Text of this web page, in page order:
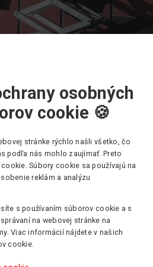
pracovnej
popriprenájmeapredaji
nožnicových pracovných
plošín je bezpodmienečne
radi zaistíme.
plošín ponúkame aj školenia pre
a vysokozdvižných vozíkov.
majú dlhoročnú prax a veľa
osobných
cookie 🍪
stránke rýchlo našli všetko, čo
podľa nás mohlo zaujímať. Preto
Súbory cookie sa používajú na
reklám a analýzu
s používaním súborov cookie a s
na webovej stránke na
Viac informácií nájdete v našich
cookie.